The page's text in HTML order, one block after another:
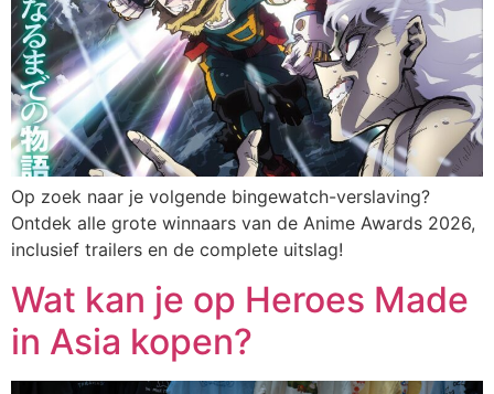
Op zoek naar je volgende bingewatch-verslaving?
Ontdek alle grote winnaars van de Anime Awards 2026,
inclusief trailers en de complete uitslag!
Wat kan je op Heroes Made
in Asia kopen?